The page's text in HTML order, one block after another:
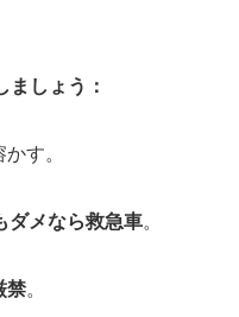
しょう：
す。
ダメなら救急車。
禁。